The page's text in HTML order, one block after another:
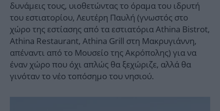
δυνάμεις τους, υιοθετώντας το όραμα του ιδρυτή
του εστιατορίου, Λευτέρη Παυλή (γνωστός στο
χώρο της εστίασης από τα εστιατόρια Athina Bistrot,
Athina Restaurant, Athina Grill στη Μακρυγιάννη,
απέναντι από το Μουσείο της Ακρόπολης) για να
έναν χώρο που όχι απλώς θα ξεχώριζε, αλλά θα
γινόταν το νέο τοπόσημο του νησιού.